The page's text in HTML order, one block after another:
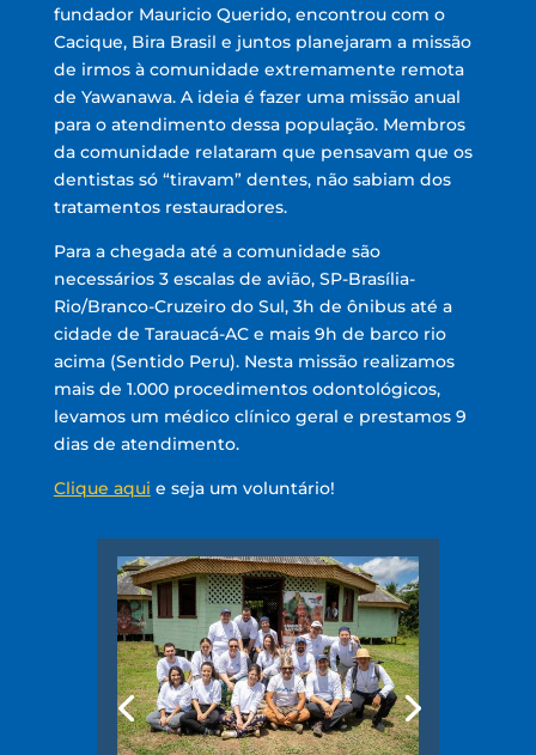
fundador Mauricio Querido, encontrou com o
Cacique, Bira Brasil e juntos planejaram a missão
de irmos à comunidade extremamente remota
de Yawanawa. A ideia é fazer uma missão anual
para o atendimento dessa população. Membros
da comunidade relataram que pensavam que os
dentistas só “tiravam” dentes, não sabiam dos
tratamentos restauradores.
Para a chegada até a comunidade são
necessários 3 escalas de avião, SP-Brasília-
Rio/Branco-Cruzeiro do Sul, 3h de ônibus até a
cidade de Tarauacá-AC e mais 9h de barco rio
acima (Sentido Peru). Nesta missão realizamos
mais de 1.000 procedimentos odontológicos,
levamos um médico clínico geral e prestamos 9
dias de atendimento.
Clique aqui e seja um voluntário!